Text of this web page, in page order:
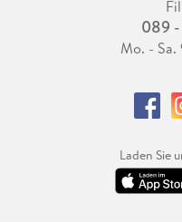
089
Mo. -
Laden Sie